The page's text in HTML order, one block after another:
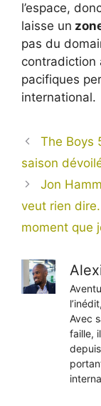
l’espace,
laisse un
pas du
contradiction
pacifiques
international.
The Boys
saison
Jon
veut rien
moment que
Avec
faille,